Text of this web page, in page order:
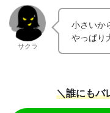
サクラ
小さいか
やっぱり
＼誰にもバ